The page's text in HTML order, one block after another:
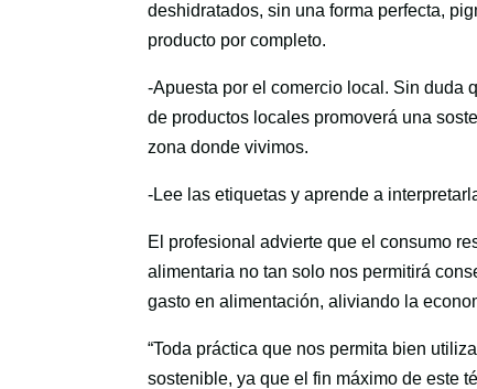
deshidratados, sin una forma perfecta,
producto por completo.
-Apuesta por el comercio local. Sin duda
de productos locales promoverá una
zona donde vivimos.
-Lee las etiquetas y aprende a
El profesional advierte que el consumo
alimentaria no tan solo nos permitirá
gasto en alimentación, aliviando la
“Toda práctica que nos permita bien
sostenible, ya que el fin máximo de este